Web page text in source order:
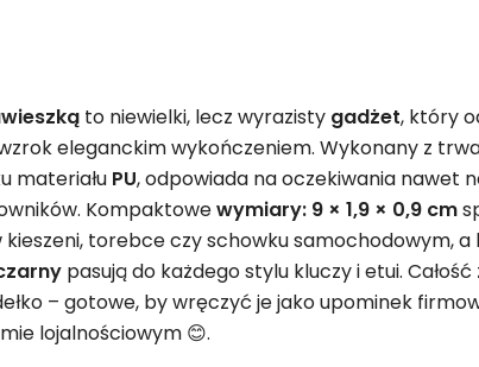
to niewielki, lecz wyrazisty gadżet, który
eleganckim wykończeniem. Wykonany z
materiału PU, odpowiada na oczekiwania nawet
Kompaktowewymiary: 9 × 1,9 × 0,9 cm
kieszeni, torebce czy schowku samochodowym, a
pasują do każdego stylu kluczy i etui.
– gotowe, by wręczyć je jako upominek
lojalnościowym 😊.